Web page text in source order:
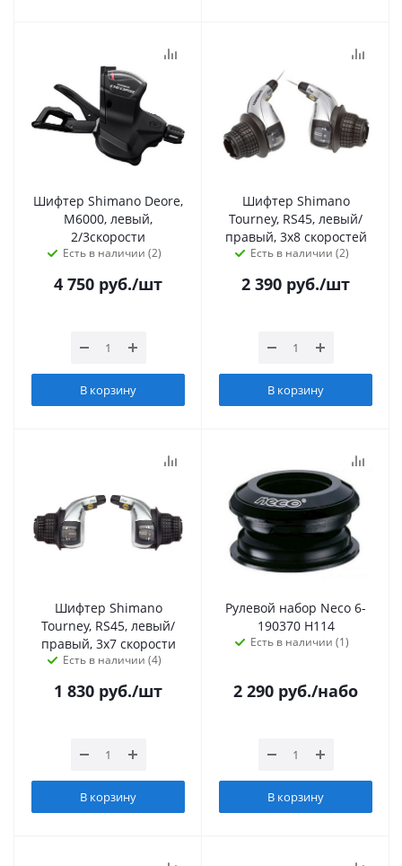
Шифтер Shimano Deore,
M6000, левый,
2/3скорости
Есть в наличии (2)
4 750 руб./шт
В корзину
Шифтер Shimano
Tourney, RS45, левый/
правый, 3x8 скоростей
Есть в наличии (2)
2 390 руб./шт
В корзину
Шифтер Shimano
Tourney, RS45, левый/
правый, 3x7 скорости
Есть в наличии (4)
1 830 руб./шт
В корзину
Рулевой набор Neco 6-
190370 H114
Есть в наличии (1)
2 290 руб./набо
В корзину